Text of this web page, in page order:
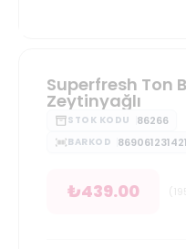
Superfresh Ton
Zeytinyağlı
STOK KODU 86266
BARKOD
₺439.00